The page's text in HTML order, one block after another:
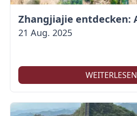
21 Aug. 2025
WEITERLESEN